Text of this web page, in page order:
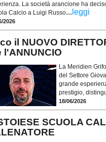
La società arancione ha
Calcio a Luigi Russo... leggi
2026
il NUOVO
l'ANNUNCIO
La Meridien
del Settore
grande
prestigio,
18/06/2026
SCUOLA